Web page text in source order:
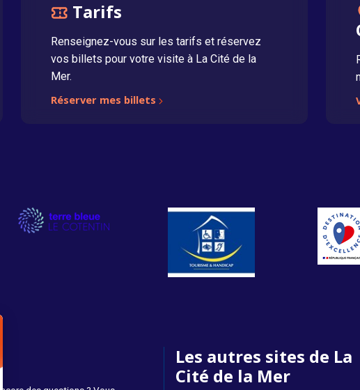
Tarifs
Renseignez-vous sur les tarifs et réservez
vos billets pour votre visite à La Cité de la
Mer.
Réserver mes billets
Les autres sites de La
Cité de la Mer